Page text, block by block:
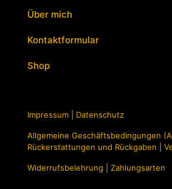
Über mich
Kontaktformular
Shop
Impressum Datenschutz
Allgemeine Geschäftsbedingungen
Rückerstattungen und Rückgaben
Widerrufsbelehrung Zahlungsarten